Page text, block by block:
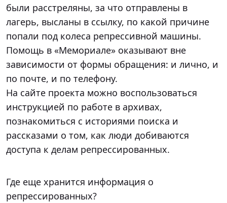
были расстреляны, за что отправлены в
лагерь, высланы в ссылку, по какой причине
попали под колеса репрессивной машины.
Помощь в «Мемориале» оказывают вне
зависимости от формы обращения: и лично, и
по почте, и по телефону.
На сайте проекта можно воспользоваться
инструкцией по работе в архивах,
познакомиться с историями поиска и
рассказами о том, как люди добиваются
доступа к делам репрессированных.
Где еще хранится информация о
репрессированных?